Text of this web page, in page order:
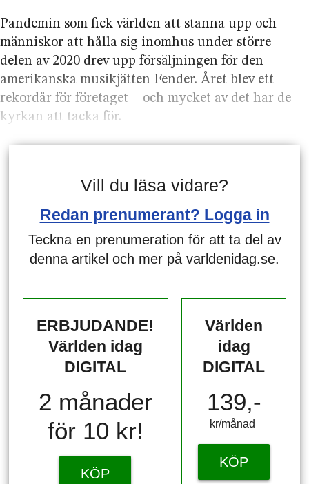
Pandemin som fick världen att stanna upp och
människor att hålla sig inomhus under större
delen av 2020 drev upp försäljningen för den
amerikanska musikjätten Fender. Året blev ett
rekordår för företaget – och mycket av det har de
kyrkan att tacka för.
Vill du läsa vidare?
Redan prenumerant? Logga in
Teckna en prenumeration för att ta del av
denna artikel och mer på varldenidag.se.
ERBJUDANDE!
Världen idag
DIGITAL
2 månader
för 10 kr!
KÖP
Världen
idag
DIGITAL
139,-
kr/månad ​​​​​​
KÖP